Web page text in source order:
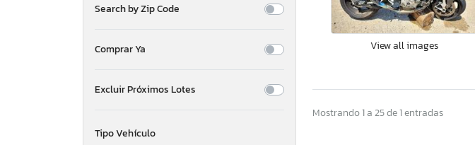
Search by Zip Code
Comprar Ya
Excluir Próximos Lotes
Tipo Vehículo
View all images
Mostrando 1 a 25 de 1 entradas